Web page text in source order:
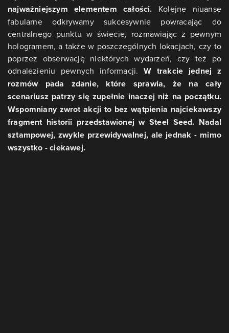
najważniejszym elementem całości. Kolejne niuanse
fabularne odkrywamy sukcesywnie powracając do
centralnego punktu w świecie, rozmawiając z pewnym
hologramem, a także w poszczególnych lokacjach, czy to
poprzez obserwację niektórych wydarzeń, czy też po
odnalezieniu pewnych informacji. W trakcie jednej z
rozmów pada zdanie, które sprawia, że na cały
scenariusz patrzy się zupełnie inaczej niż na początku.
Wspomniany zwrot akcji to bez wątpienia najciekawszy
fragment historii przedstawionej w Steel Seed. Nadal
sztampowej, zwykle przewidywalnej, ale jednak - mimo
wszystko - ciekawej.